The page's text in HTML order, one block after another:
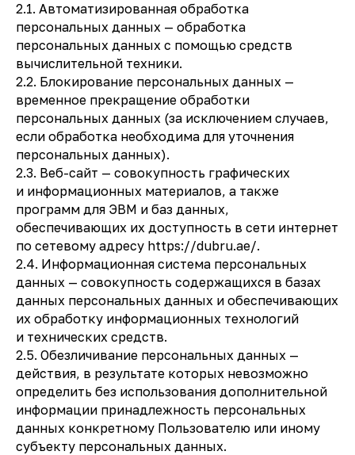
2.1. Автоматизированная обработка
персональных данных — обработка
персональных данных с помощью средств
вычислительной техники.
2.2. Блокирование персональных данных —
временное прекращение обработки
персональных данных (за исключением случаев,
если обработка необходима для уточнения
персональных данных).
2.3. Веб-сайт — совокупность графических
и информационных материалов, а также
программ для ЭВМ и баз данных,
обеспечивающих их доступность в сети интернет
по сетевому адресу https://dubru.ae/.
2.4. Информационная система персональных
данных — совокупность содержащихся в базах
данных персональных данных и обеспечивающих
их обработку информационных технологий
и технических средств.
2.5. Обезличивание персональных данных —
действия, в результате которых невозможно
определить без использования дополнительной
информации принадлежность персональных
данных конкретному Пользователю или иному
субъекту персональных данных.